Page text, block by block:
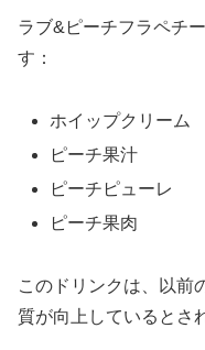
ラブ&ピーチフラペチ
す：
ホイップクリーム
ピーチ果汁
ピーチピューレ
ピーチ果肉
このドリンクは、以前
質が向上しているとさ